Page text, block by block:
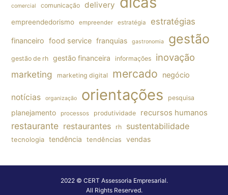
comercial comunicação delivery
empreendedorismo empreender estratégia estratégias
financeiro food service franquias gastronomia gestão
gestão de rh gestão financeira informações inovação
marketing marketing digital mercado negócio
notícias organização orientações pesquisa
planejamento processos produtividade recursos humanos
restaurante restaurantes rh sustentabilidade
tecnologia tendência tendências vendas
2022 © CERT Assessoria Empresarial.
All Rights Reserved.